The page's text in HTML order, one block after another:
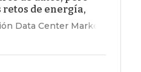
retos de energía,
Data Center Market